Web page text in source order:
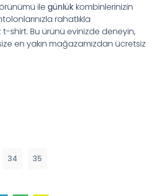
ile günlükkombinlerinizin
rahatlıkla
shirt. Bu ürünü evinizde deneyin,
en yakın mağazamızdan ücretsiz
34 35